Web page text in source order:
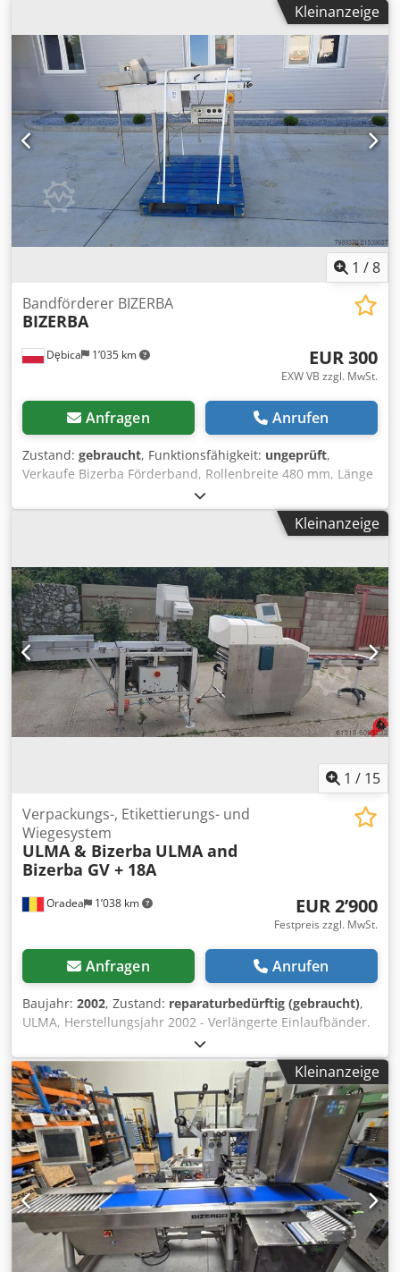
Kleinanzeige
1 /8
Dębica 1’035 km
Bandförderer BIZERBA
BIZERBA
EUR 300
EXW VB zzgl. MwSt.
Anfragen Anrufen
Zustand: gebraucht, Funktionsfähigkeit: ungeprüft,
Verkaufe Bizerba Förderband, Rollenbreite 480 mm, Länge
1500 mm, Erweiterung 660 mm, Höhe bis zum Band 1050
mm. (Nr. 73A) Netto-Preis: 300 Euro. Crodpfx Agjyuqugelef
Kleinanzeige
1 / 15
Oradea 1’038 km
Verpackungs-, Etikettierungs- und
Wiegesystem
ULMA & Bizerba ULMA and
Bizerba GV + 18A
EUR 2’900
Festpreis zzgl. MwSt.
Anfragen Anrufen
Baujahr: 2002, Zustand: reparaturbedürftig (gebraucht),
ULMA, Herstellungsjahr 2002 - Verlängerte Einlaufbänder.
- Zentralisierte Schmierung. - Hygienische Reinigung der
Schale. - Schwerkraft- und motorisierte Auslaufförderer:
inline, 90º, 180º, ... - Zusätzliche 1-Meter-Siegelvorrichtung.
- Automatische Bildzentriervorrichtung für bedruckte
Folien. - Befestigung des bedruckten Bandes. - Erkennung
von transparenten Schalen. - Versiegelung Kühler. -
Andere (Fragen). Eine Hochleistungs-
Verpackungsmaschine, die speziell für das Einwickeln von
Schalen in zentralen Verarbeitungsbetrieben (Fleisch,
Geflügel, Fisch, Gemüse, Obst) und Supermärkten mit
hohem Volumen. Eine breite Palette von Modellen für die
Anforderungen der Kunden. Ihre Stärke, Zuverlässigkeit,
einfache Bedienung und der automatische Formatwechsel
Kleinanzeige